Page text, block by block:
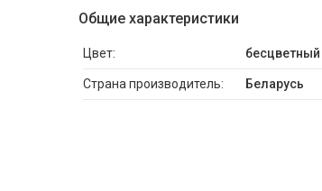
Общие характеристики
Цвет: бесцветный
Страна производитель: Беларусь